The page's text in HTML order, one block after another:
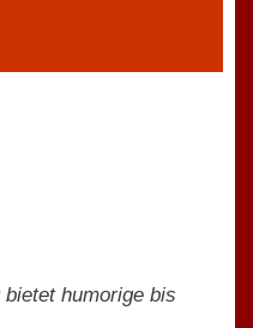
humorige bis